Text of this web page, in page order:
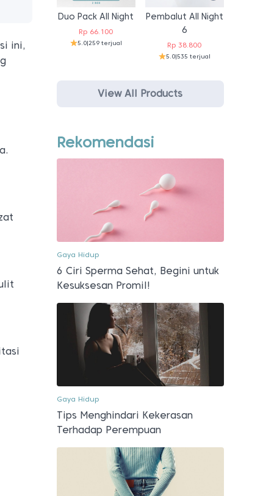
ini,
Duo Pack All Night
Rp 66.100
5.0|259 terjual
Pembalut All Night
6
Rp 38.800
5.0|535 terjual
View All Products
Rekomendasi
Gaya Hidup
6 Ciri Sperma Sehat, Begini untuk
Kesuksesan Promil!
Gaya Hidup
Tips Menghindari Kekerasan
Terhadap Perempuan